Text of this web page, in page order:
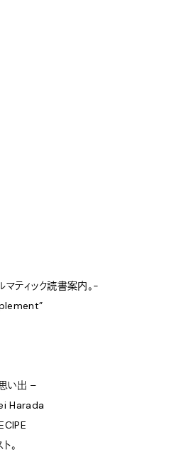
ティック読書案内。-
い出 –
Harada
。